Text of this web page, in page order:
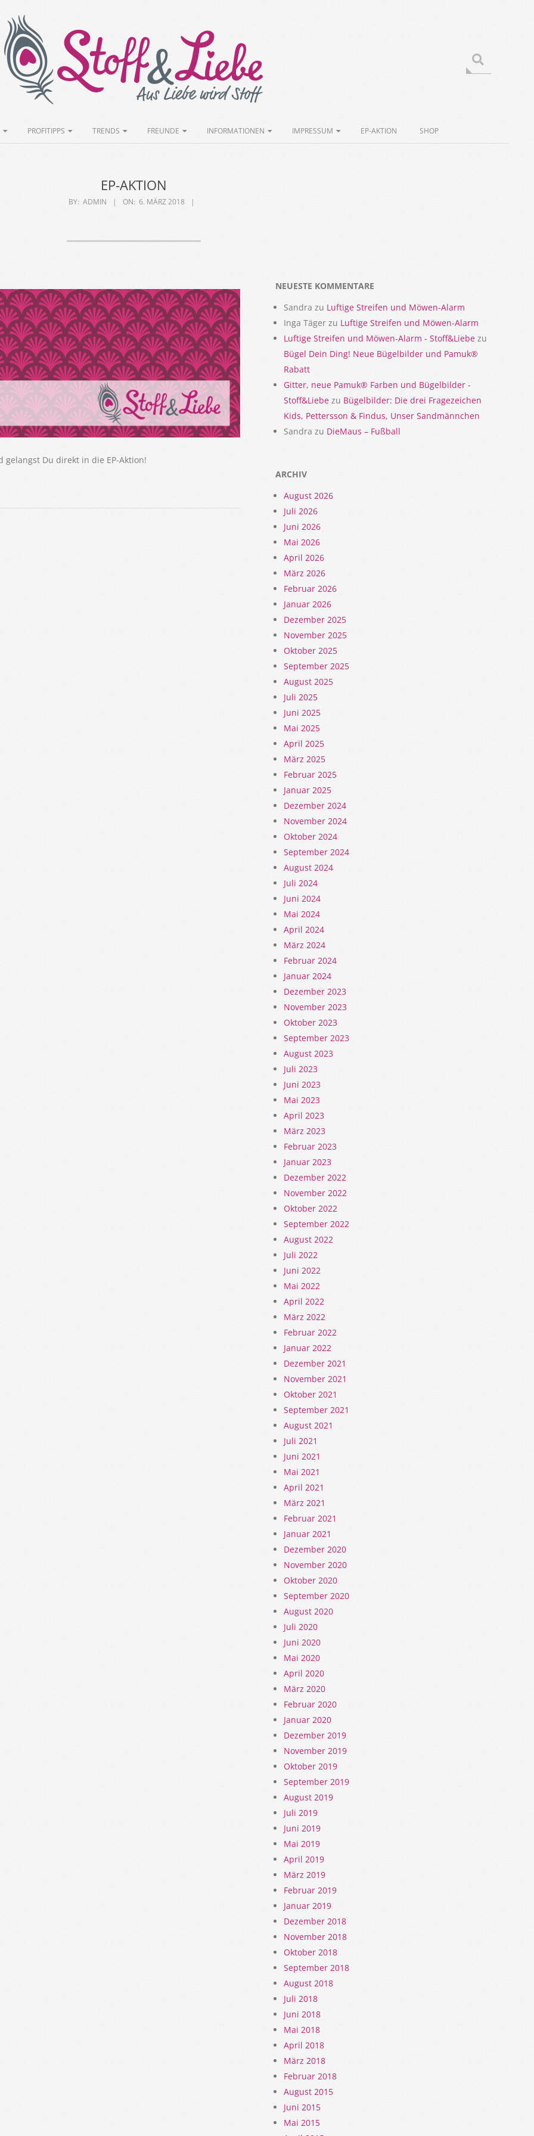
Stoff&Liebe
PROFITIPPS TRENDS FREUNDE INFORMATIONEN IMPRESSUM EP-AKTION SHOP
EP-AKTION
BY: ADMIN ON: 6. MÄRZ 2018
gelangst Du direkt in die EP-Aktion!
NEUESTE KOMMENTARE
Sandra zu Luftige Streifen und Möwen-Alarm
Inga Täger zu Luftige Streifen und Möwen-Alarm
Luftige Streifen und Möwen-Alarm - Stoff&Liebe zu
Bügel Dein Ding! Neue Bügelbilder und Pamuk®
Rabatt
Gitter, neue Pamuk® Farben und Bügelbilder -
Stoff&Liebe zu Bügelbilder: Die drei Fragezeichen
Kids, Pettersson & Findus, Unser Sandmännchen
Sandra zu DieMaus – Fußball
ARCHIV
August 2026
Juli 2026
Juni 2026
Mai 2026
April 2026
März 2026
Februar 2026
Januar 2026
Dezember 2025
November 2025
Oktober 2025
September 2025
August 2025
Juli 2025
Juni 2025
Mai 2025
April 2025
März 2025
Februar 2025
Januar 2025
Dezember 2024
November 2024
Oktober 2024
September 2024
August 2024
Juli 2024
Juni 2024
Mai 2024
April 2024
März 2024
Februar 2024
Januar 2024
Dezember 2023
November 2023
Oktober 2023
September 2023
August 2023
Juli 2023
Juni 2023
Mai 2023
April 2023
März 2023
Februar 2023
Januar 2023
Dezember 2022
November 2022
Oktober 2022
September 2022
August 2022
Juli 2022
Juni 2022
Mai 2022
April 2022
März 2022
Februar 2022
Januar 2022
Dezember 2021
November 2021
Oktober 2021
September 2021
August 2021
Juli 2021
Juni 2021
Mai 2021
April 2021
März 2021
Februar 2021
Januar 2021
Dezember 2020
November 2020
Oktober 2020
September 2020
August 2020
Juli 2020
Juni 2020
Mai 2020
April 2020
März 2020
Februar 2020
Januar 2020
Dezember 2019
November 2019
Oktober 2019
September 2019
August 2019
Juli 2019
Juni 2019
Mai 2019
April 2019
März 2019
Februar 2019
Januar 2019
Dezember 2018
November 2018
Oktober 2018
September 2018
August 2018
Juli 2018
Juni 2018
Mai 2018
April 2018
März 2018
Februar 2018
August 2015
Juni 2015
Mai 2015